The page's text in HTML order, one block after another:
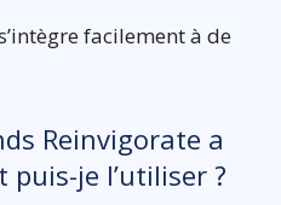
facilement à de
Reinvigorate a
puis-je l’utiliser ?